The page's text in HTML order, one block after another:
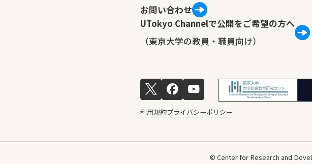
お問い合わせ
UTokyo Channelで公開をご希望の方へ
（東京大学の教員・職員向け）
利用規約プライバシーポリシー
© Center for Research and